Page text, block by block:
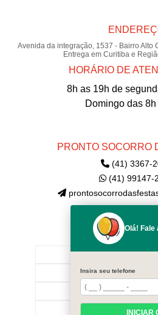
Avenida da integração, 1537 - Bairro Alto
Entrega em Curitiba e
HORÁRIO DE
8h as 19h de
Domingo das
PRONTO SOCORRO
(41) 3367-
(41) 99147-
MENU
INÍCIO
EMPRESA
CONTATE-
Olá! Fale
Insira seu telefone
INICIAR